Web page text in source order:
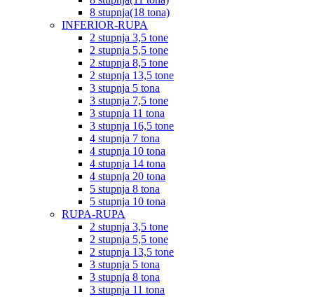
8 stupnja(18 tona)
INFERIOR-RUPA
2 stupnja 3,5 tone
2 stupnja 5,5 tone
2 stupnja 8,5 tone
2 stupnja 13,5 tone
3 stupnja 5 tona
3 stupnja 7,5 tone
3 stupnja 11 tona
3 stupnja 16,5 tone
4 stupnja 7 tona
4 stupnja 10 tona
4 stupnja 14 tona
4 stupnja 20 tona
5 stupnja 8 tona
5 stupnja 10 tona
RUPA-RUPA
2 stupnja 3,5 tone
2 stupnja 5,5 tone
2 stupnja 13,5 tone
3 stupnja 5 tona
3 stupnja 8 tona
3 stupnja 11 tona